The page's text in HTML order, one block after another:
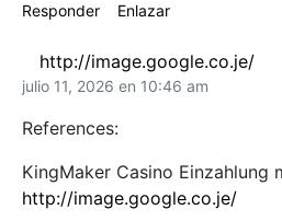
Responder Enlazar
http://image.google.co.je/
julio 11, 2026 en 10:46 am
References:
KingMaker Casino Einzahlung
http://image.google.co.je/